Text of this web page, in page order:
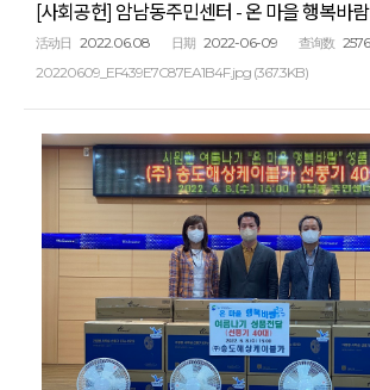
[사회공헌] 암남동주민센터 - 온 마을 행복바
活动日 2022.06.08 日期 2022-06-09 查询数
20220609_EF439E7C87EA1B4F.jpg (367.3KB)